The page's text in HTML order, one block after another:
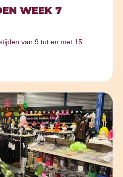
WEEK 7
van 9 tot en met 15